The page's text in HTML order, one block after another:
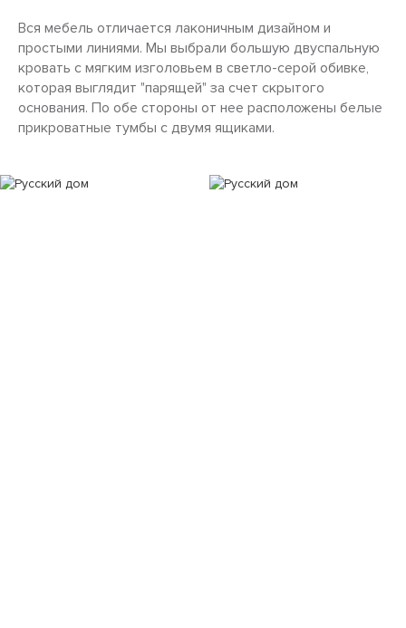
Вся мебель отличается лаконичным дизайном и
простыми линиями. Мы выбрали большую двуспальную
кровать с мягким изголовьем в светло-серой обивке,
которая выглядит "парящей" за счет скрытого
основания. По обе стороны от нее расположены белые
прикроватные тумбы с двумя ящиками.